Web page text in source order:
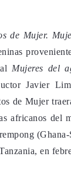
de Mujer.
Mujeres del
Javier
de Mujer
africanos del
en